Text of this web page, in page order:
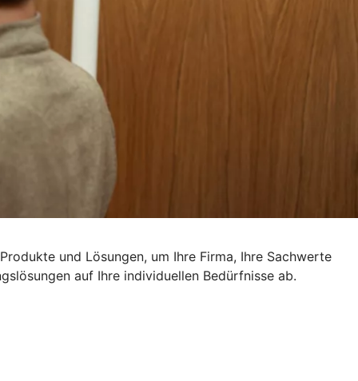
und Lösungen, um Ihre Firma, Ihre Sachwerte
auf Ihre individuellen Bedürfnisse ab.